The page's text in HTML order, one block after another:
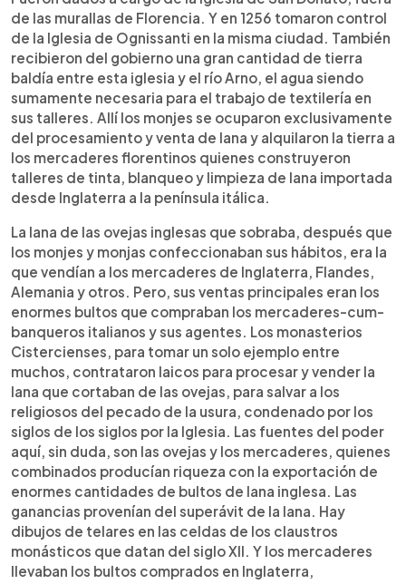
de las murallas de Florencia. Y en 1256 tomaron control
de la Iglesia de Ognissanti en la misma ciudad. También
recibieron del gobierno una gran cantidad de tierra
baldía entre esta iglesia y el río Arno, el agua siendo
sumamente necesaria para el trabajo de textilería en
sus talleres. Allí los monjes se ocuparon exclusivamente
del procesamiento y venta de lana y alquilaron la tierra a
los mercaderes florentinos quienes construyeron
talleres de tinta, blanqueo y limpieza de lana importada
desde Inglaterra a la península itálica.
La lana de las ovejas inglesas que sobraba, después que
los monjes y monjas confeccionaban sus hábitos, era la
que vendían a los mercaderes de Inglaterra, Flandes,
Alemania y otros. Pero, sus ventas principales eran los
enormes bultos que compraban los mercaderes-cum-
banqueros italianos y sus agentes. Los monasterios
Cistercienses, para tomar un solo ejemplo entre
muchos, contrataron laicos para procesar y vender la
lana que cortaban de las ovejas, para salvar a los
religiosos del pecado de la usura, condenado por los
siglos de los siglos por la Iglesia. Las fuentes del poder
aquí, sin duda, son las ovejas y los mercaderes, quienes
combinados producían riqueza con la exportación de
enormes cantidades de bultos de lana inglesa. Las
ganancias provenían del superávit de la lana. Hay
dibujos de telares en las celdas de los claustros
monásticos que datan del siglo XII. Y los mercaderes
llevaban los bultos comprados en Inglaterra,